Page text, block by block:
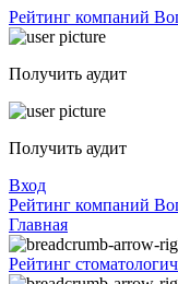
Рейтинг компаний
Получить аудит
Получить аудит
Вход
Рейтинг компаний
Главная
Рейтинг